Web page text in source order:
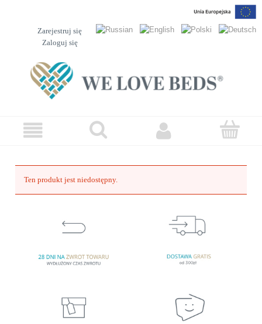
Zarejestruj się
Zaloguj się
Ten produkt jest niedostępny.